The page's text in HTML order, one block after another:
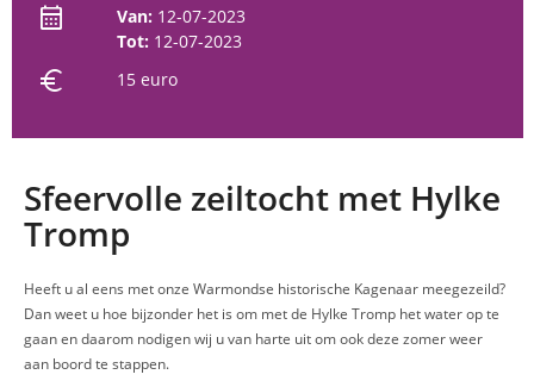
calendar_month Van: 12-07-2023
Tot: 12-07-2023
euro 15 euro
Sfeervolle zeiltocht met Hylke
Tromp
Heeft u al eens met onze Warmondse historische Kagenaar meegezeild?
Dan weet u hoe bijzonder het is om met de Hylke Tromp het water op te
gaan en daarom nodigen wij u van harte uit om ook deze zomer weer
aan boord te stappen.